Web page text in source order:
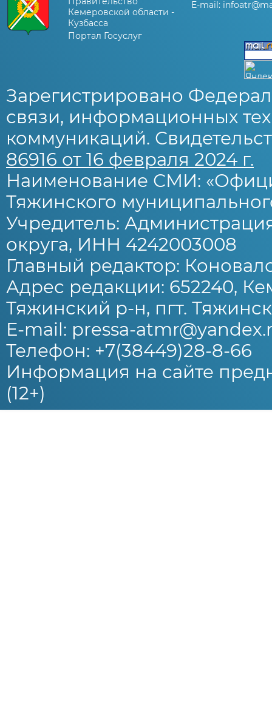
Кемеровской области -
Кузбасса
Портал Госуслуг
E-mail:
Зарегистрировано
связи, информационных
коммуникаций.
86916 от 16 февраля 2024 г.
Наименование СМИ:
Тяжинского
Учредитель:
округа, ИНН 4242003008
Главный редактор:
Адрес редакции: 652240,
Тяжинский р-н, пгт.
E-mail: pressa-
Телефон: +7(38449)28-8-66
Информация на сайте
(12+)